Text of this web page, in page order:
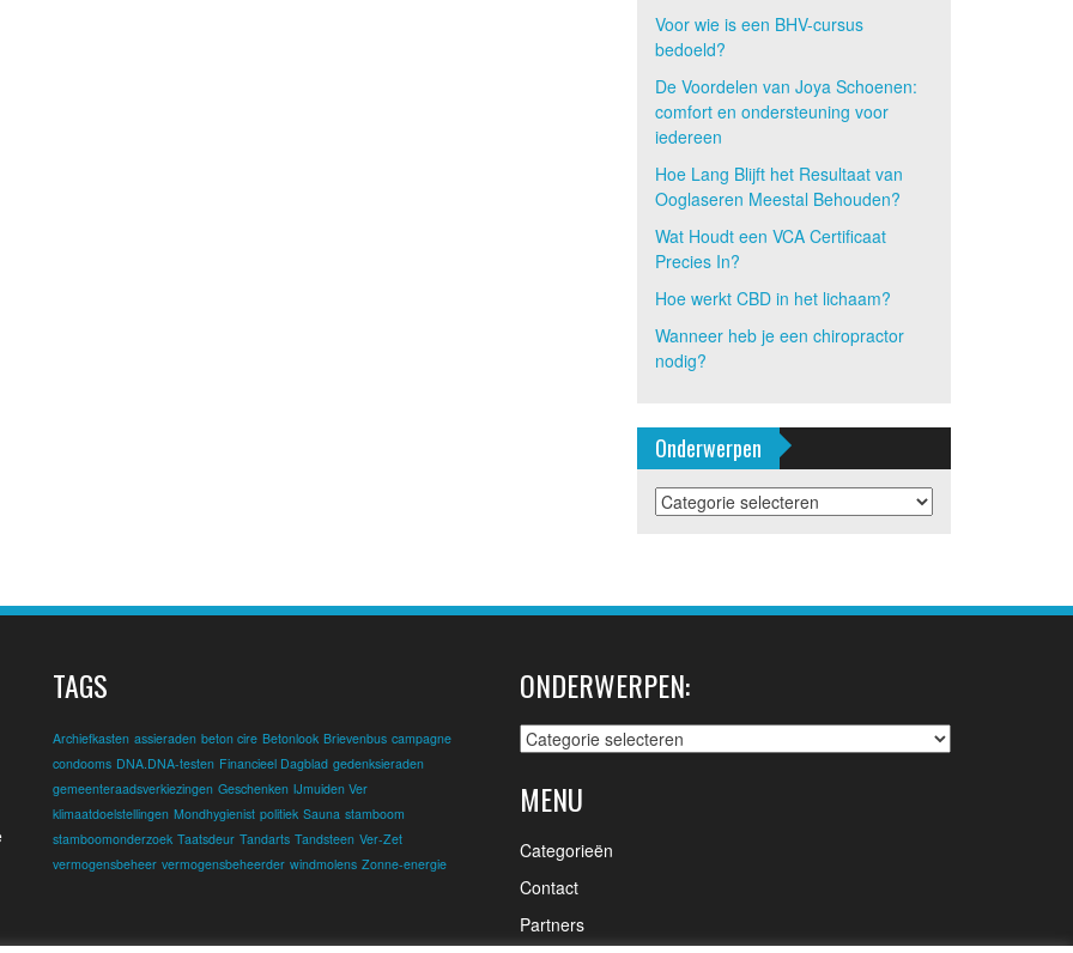
Voor wie is een BHV-cursus
bedoeld?
De Voordelen van Joya Schoenen:
comfort en ondersteuning voor
iedereen
Hoe Lang Blijft het Resultaat van
Ooglaseren Meestal Behouden?
Wat Houdt een VCA Certificaat
Precies In?
Hoe werkt CBD in het lichaam?
Wanneer heb je een chiropractor
nodig?
Onderwerpen
Onderwerpen
TAGS
Archiefkasten assieraden beton cire Betonlook Brievenbus campagne
condooms DNA.DNA-testen Financieel Dagblad gedenksieraden
gemeenteraadsverkiezingen Geschenken IJmuiden Ver
klimaatdoelstellingen Mondhygienist politiek Sauna stamboom
stamboomonderzoek Taatsdeur Tandarts Tandsteen Ver-Zet
vermogensbeheer vermogensbeheerder windmolens Zonne-energie
ONDERWERPEN:
Onderwerpen:
MENU
Categorieën
Contact
Partners